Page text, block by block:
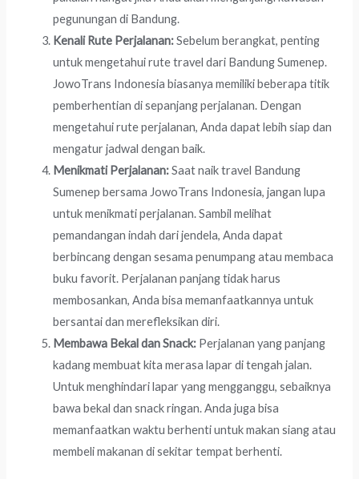
pegunungan di Bandung.
Kenali Rute Perjalanan:Sebelum berangkat, penting
untuk mengetahui rute travel dari Bandung Sumenep.
JowoTrans Indonesia biasanya memiliki beberapa titik
pemberhentian di sepanjang perjalanan. Dengan
mengetahui rute perjalanan, Anda dapat lebih siap dan
mengatur jadwal dengan baik.
Menikmati Perjalanan:Saat naik travel Bandung
Sumenep bersama JowoTrans Indonesia, jangan lupa
untuk menikmati perjalanan. Sambil melihat
pemandangan indah dari jendela, Anda dapat
berbincang dengan sesama penumpang atau membaca
buku favorit. Perjalanan panjang tidak harus
membosankan, Anda bisa memanfaatkannya untuk
bersantai dan merefleksikan diri.
Membawa Bekal dan Snack: Perjalanan yang panjang
kadang membuat kita merasa lapar di tengah jalan.
Untuk menghindari lapar yang mengganggu, sebaiknya
bawa bekal dan snack ringan. Anda juga bisa
memanfaatkan waktu berhenti untuk makan siang atau
membeli makanan di sekitar tempat berhenti.